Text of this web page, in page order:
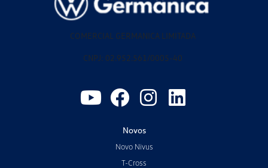
COMERCIAL GERMANICA LIMITADA
CNPJ: 02.952.561/0005-40
Novos
Novo Nivus
T-Cross